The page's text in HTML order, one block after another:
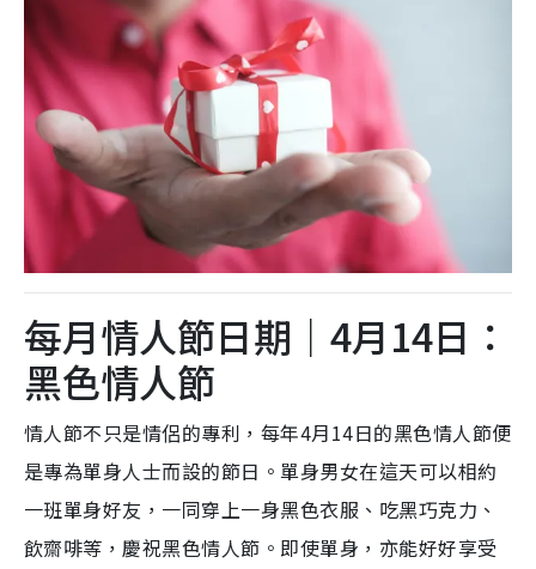
每月情人節日期｜4月14日：
黑色情人節
情人節不只是情侶的專利，每年4月14日的黑色情人節便
是專為單身人士而設的節日。單身男女在這天可以相約
一班單身好友，一同穿上一身黑色衣服、吃黑巧克力、
飲齋啡等，慶祝黑色情人節。即使單身，亦能好好享受